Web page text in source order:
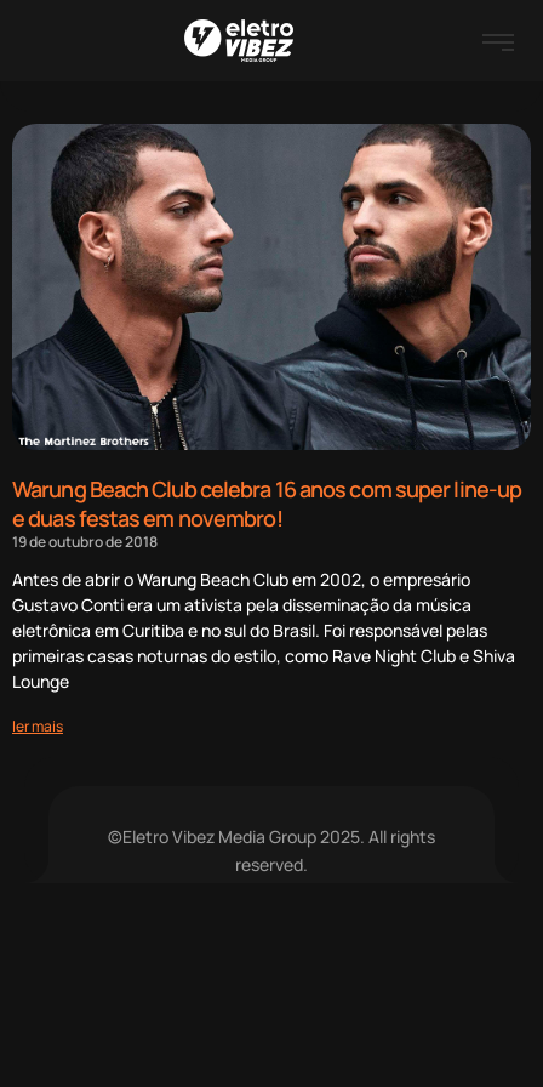
Warung Beach Club celebra 16 anos com super line-up
e duas festas em novembro!
19 de outubro de 2018
Antes de abrir o Warung Beach Club em 2002, o empresário
Gustavo Conti era um ativista pela disseminação da música
eletrônica em Curitiba e no sul do Brasil. Foi responsável pelas
primeiras casas noturnas do estilo, como Rave Night Club e Shiva
Lounge
ler mais
©Eletro Vibez Media Group 2025. All rights
reserved.